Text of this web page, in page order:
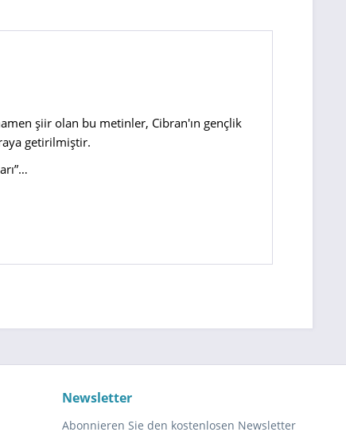
şiir olan bu metinler, Cibran'ın gençlik
getirilmiştir.
Newsletter
Abonnieren Sie den kostenlosen Newsletter